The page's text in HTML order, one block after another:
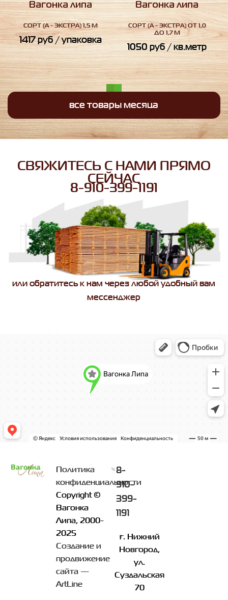
Вагонка липа
СОРТ(А - ЭКСТРА) 1,5 М
1417руб/ упаковка
Вагонка липа
СОРТ(А - ЭКСТРА) ОТ 1,0
ДО 1,7 М
1050руб/ кв.метр
все товары месяца
СВЯЖИТЕСЬ С НАМИ ПРЯМО
СЕЙЧАС
8-910-399-1191
или обратитесь к нам через любой удобный вам
мессенджер
Политика
конфиденциальности
Copyright ©
Вагонка
Липа, 2000-
2025
Создание и
продвижение
сайта —
ArtLine
8-
910-
399-
1191
г. Нижний
Новгород,
ул.
Суздальская
70